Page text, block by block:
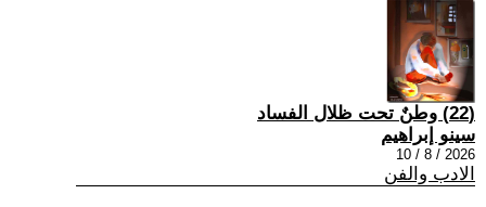
(22) وطنٌ تحت ظلال الفساد
سينو إبراهيم
2026 / 8 / 10
الادب والفن